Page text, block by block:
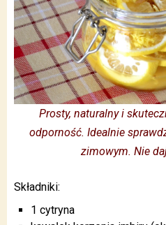
Prosty, naturalny i
odporność. Idealnie
zimowym. Nie
Składniki:
1 cytryna